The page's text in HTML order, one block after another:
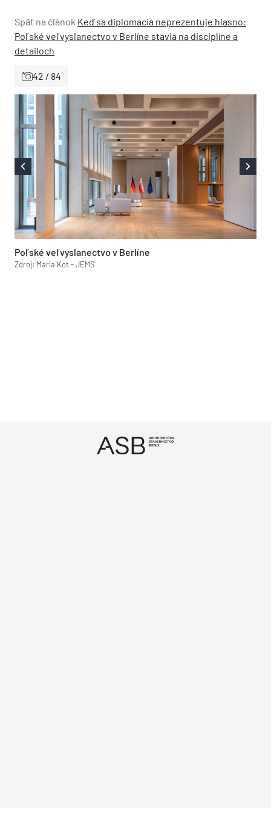
Späť na článok Keď sa diplomacia neprezentuje hlasno:
Poľské veľvyslanectvo v Berlíne stavia na disciplíne a
detailoch
42 / 84
Poľské veľvyslanectvo v Berlíne
Zdroj: Maria Kot - JEMS